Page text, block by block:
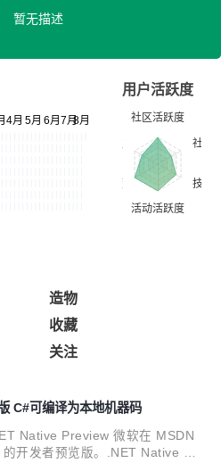
暂无描述
用户活跃度
造物
收藏
关注
C#可编译为本地机器码
Native Preview 微软在 MSDN
开发者预览版。.NET Native 可